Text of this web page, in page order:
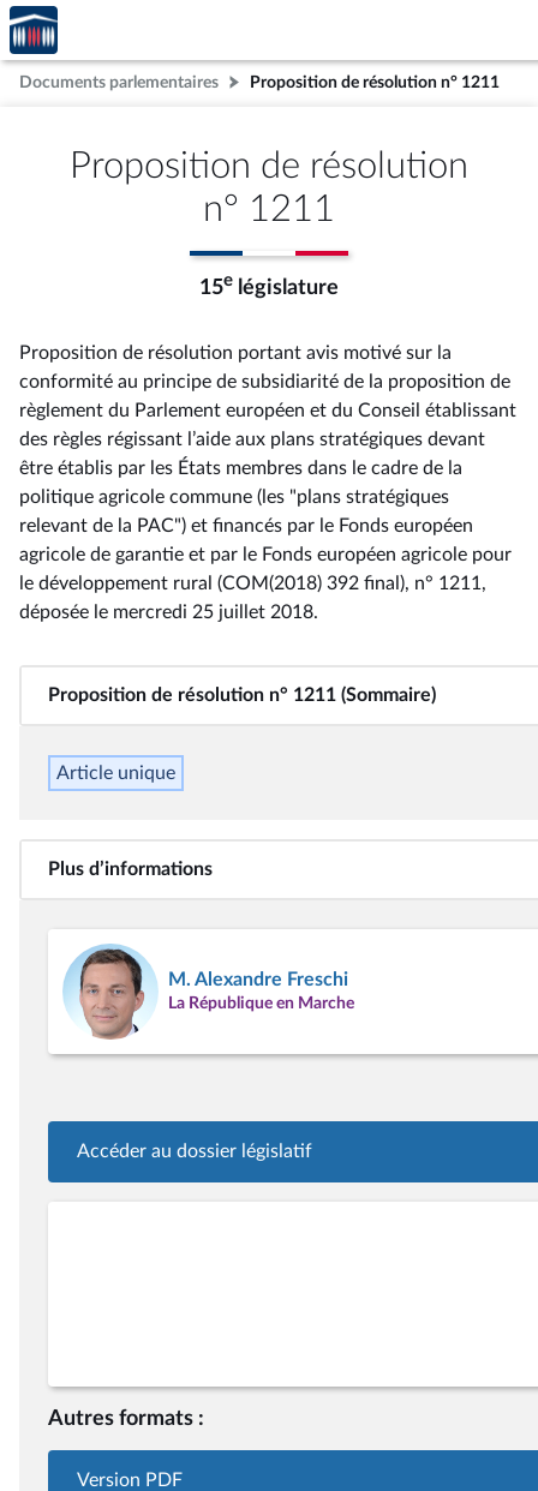
Aller au contenu
Aller en bas de la page
Accèder
à la
page
d'accueil
Documents parlementaires Proposition de résolution n° 1211
Proposition de résolution
n° 1211
15e législature
Proposition de résolution portant avis motivé sur la
conformité au principe de subsidiarité de la proposition de
règlement du Parlement européen et du Conseil établissant
des règles régissant l’aide aux plans stratégiques devant
être établis par les États membres dans le cadre de la
politique agricole commune (les "plans stratégiques
relevant de la PAC") et financés par le Fonds européen
agricole de garantie et par le Fonds européen agricole pour
le développement rural (COM(2018) 392 final), n° 1211 ,
déposée le mercredi 25 juillet 2018.
Proposition de résolution n° 1211 (Sommaire)
Article unique
Plus d’informations
M. Alexandre Freschi
La République en Marche
Accéder au dossier législatif
Autres formats :
Version PDF